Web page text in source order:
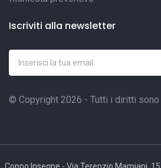
Iscriviti alla newsletter
© Copyright 2026 - Tutti i diritti